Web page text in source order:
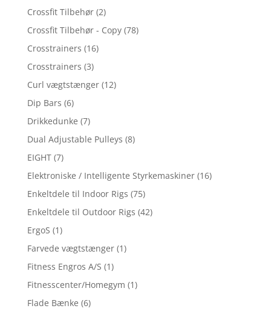
Crossfit Tilbehør (2)
Crossfit Tilbehør - Copy (78)
Crosstrainers (16)
Crosstrainers (3)
Curl vægtstænger (12)
Dip Bars (6)
Drikkedunke (7)
Dual Adjustable Pulleys (8)
EIGHT (7)
Elektroniske / Intelligente Styrkemaskiner (16)
Enkeltdele til Indoor Rigs (75)
Enkeltdele til Outdoor Rigs (42)
ErgoS (1)
Farvede vægtstænger (1)
Fitness Engros A/S (1)
Fitnesscenter/Homegym (1)
Flade Bænke (6)